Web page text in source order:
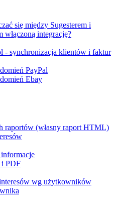
się między Sugesterem i
włączoną integrację?
- synchronizacja klientów i faktur
PayPal
Ebay
raportów (własny raport HTML)
i PDF
wg użytkowników